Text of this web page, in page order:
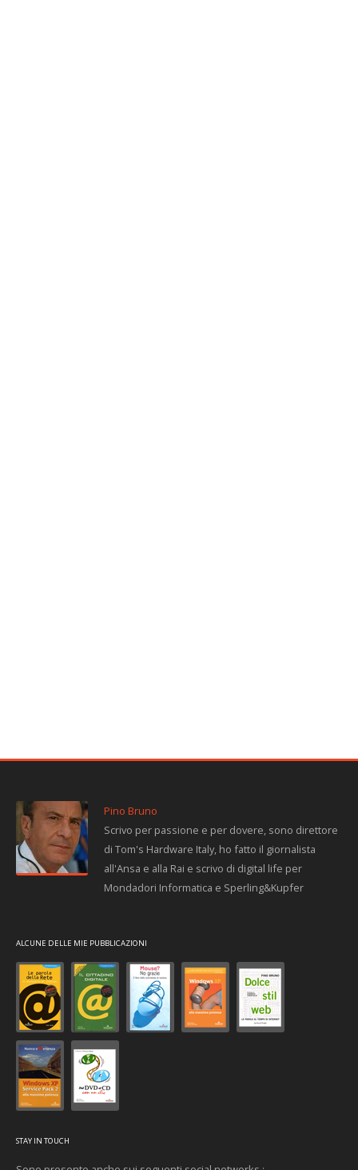
Pino Bruno
Scrivo per passione e per dovere, sono direttore
di Tom's Hardware Italy, ho fatto il giornalista
all'Ansa e alla Rai e scrivo di digital life per
Mondadori Informatica e Sperling&Kupfer
ALCUNE DELLE MIE PUBBLICAZIONI
STAY IN TOUCH